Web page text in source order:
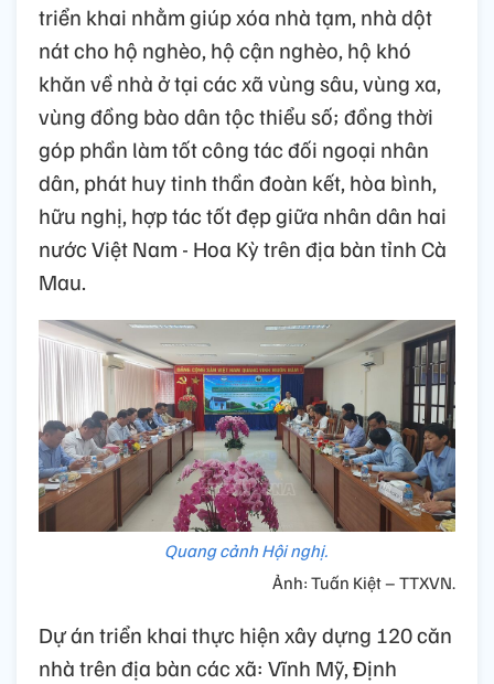
triển khai nhằm giúp xóa nhà tạm, nhà dột
nát cho hộ nghèo, hộ cận nghèo, hộ khó
khăn về nhà ở tại các xã vùng sâu, vùng xa,
vùng đồng bào dân tộc thiểu số; đồng thời
góp phần làm tốt công tác đối ngoại nhân
dân, phát huy tinh thần đoàn kết, hòa bình,
hữu nghị, hợp tác tốt đẹp giữa nhân dân hai
nước Việt Nam - Hoa Kỳ trên địa bàn tỉnh Cà
Mau.
Quang cảnh Hội nghị.
Ảnh: Tuấn Kiệt – TTXVN.
Dự án triển khai thực hiện xây dựng 120 căn
nhà trên địa bàn các xã: Vĩnh Mỹ, Định